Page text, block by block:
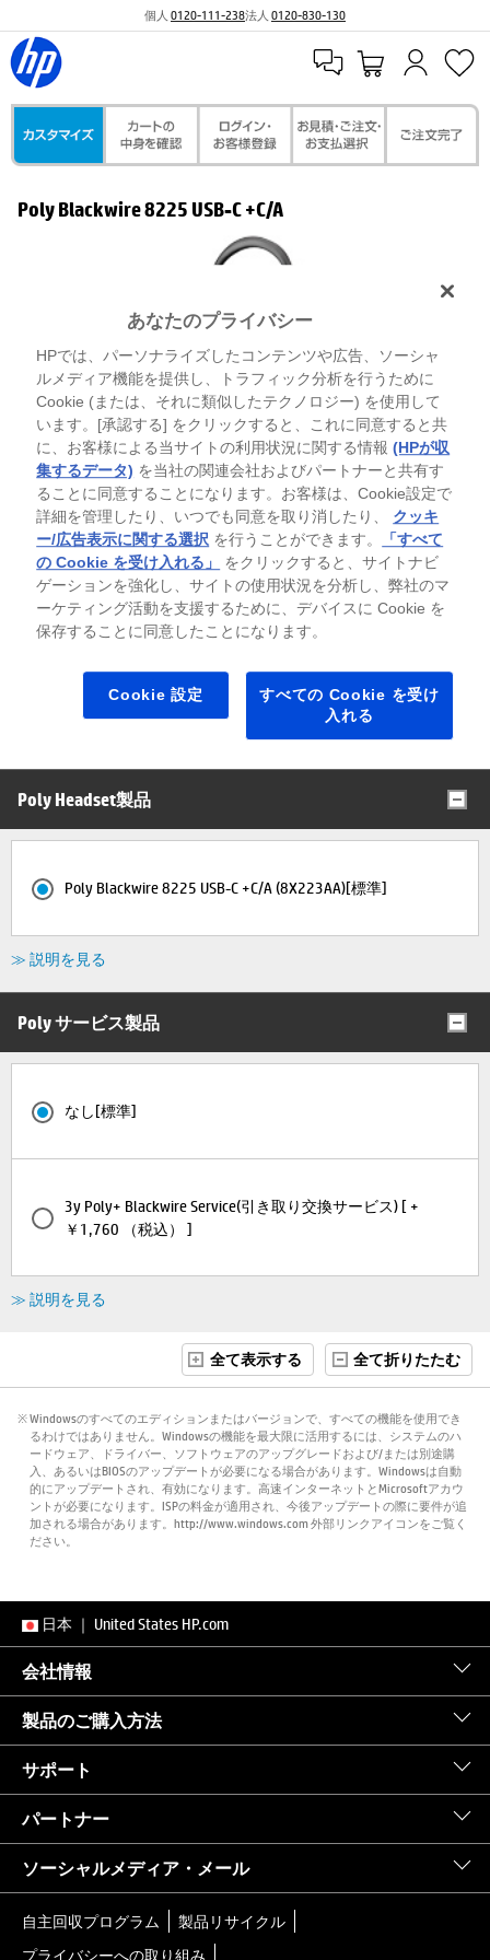
個人 0120-111-238法人 0120-830-130
Poly Blackwire 8225 USB-C +C/A
キャンペーン内容・注意事項
製品名/構成名の背景色について
入荷待ち
お取り寄せ製品
※背景色がグレーの場合は在庫切れ（入荷待ち）、緑色の場合、その製品はお
「※」がつく部材は、納期にお時間を頂く可能性がございます。
全て表示する 全て折りたたむ
Poly Headset製品
Poly Blackwire 8225 USB-C +C/A (8X223AA)[標準]
≫ 説明を見る
Poly サービス製品
なし[標準]
3y Poly+ Blackwire Service(引き取り交換サービス) [ +
￥1,760 （税込） ]
≫ 説明を見る
全て表示する 全て折りたたむ
※ Windowsのすべてのエディションまたはバージョンで、すべての機能を使用でき
るわけではありません。Windowsの機能を最大限に活用するには、システムのハ
ードウェア、ドライバー、ソフトウェアのアップグレードおよび/または別途購
入、あるいはBIOSのアップデートが必要になる場合があります。Windowsは自動
的にアップデートされ、有効になります。高速インターネットとMicrosoftアカウ
ントが必要になります。ISPの料金が適用され、今後アップデートの際に要件が追
加される場合があります。http://www.windows.com 外部リンクアイコンをご覧く
ださい。
日本 ｜ United States HP.com
会社情報
製品のご購入方法
サポート
パートナー
ソーシャルメディア・メール
自主回収プログラム
製品リサイクル
プライバシーへの取り組み
あなたのプライバシー
HPでは、パーソナライズしたコンテンツや広告、ソーシャ
ルメディア機能を提供し、トラフィック分析を行うために
Cookie (または、それに類似したテクノロジー) を使用して
います。[承認する] をクリックすると、これに同意すると共
に、お客様による当サイトの利用状況に関する情報(HPが収
集するデータ) を当社の関連会社およびパートナーと共有す
ることに同意することになります。お客様は、Cookie設定で
詳細を管理したり、いつでも同意を取り消したり、 クッキ
ー/広告表示に関する選択 を行うことができます。
「すべて
の Cookie を受け入れる」
をクリックすると、サイトナビ
ゲーションを強化し、サイトの使用状況を分析し、弊社のマ
ーケティング活動を支援するために、デバイスに Cookie を
保存することに同意したことになります。
Cookie 設定
すべての Cookie を受け
入れる